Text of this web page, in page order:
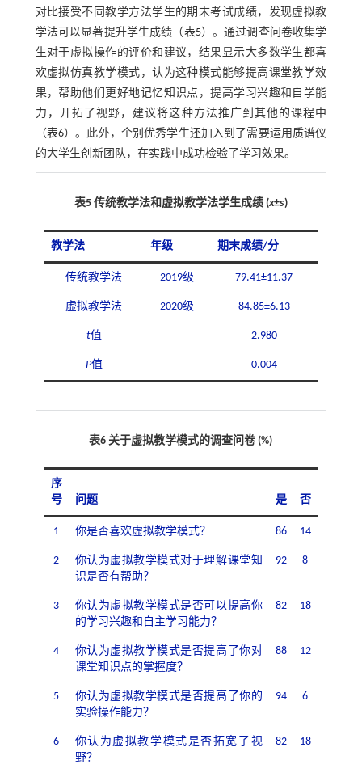
对比接受不同教学方法学生的期末考试成绩，发现虚拟教
学法可以显著提升学生成绩（表5）。通过调查问卷收集学
生对于虚拟操作的评价和建议，结果显示大多数学生都喜
欢虚拟仿真教学模式，认为这种模式能够提高课堂教学效
果，帮助他们更好地记忆知识点，提高学习兴趣和自学能
力，开拓了视野，建议将这种方法推广到其他的课程中
（表6）。此外，个别优秀学生还加入到了需要运用质谱仪
的大学生创新团队，在实践中成功检验了学习效果。
表5 传统教学法和虚拟教学法学生成绩 (x±s)
教学法 年级 期末成绩/分
传统教学法 2019级 79.41±11.37
虚拟教学法 2020级 84.85±6.13
t值 2.980
P值 0.004
表6 关于虚拟教学模式的调查问卷 (%)
序
号
问题 是 否
1 你是否喜欢虚拟教学模式？ 86 14
2
你认为虚拟教学模式对于理解课堂知
识是否有帮助？
92 8
3
你认为虚拟教学模式是否可以提高你
的学习兴趣和自主学习能力？
82 18
4
你认为虚拟教学模式是否提高了你对
课堂知识点的掌握度？
88 12
5
你认为虚拟教学模式是否提高了你的
实验操作能力？
94 6
6
你认为虚拟教学模式是否拓宽了视
野？
82 18